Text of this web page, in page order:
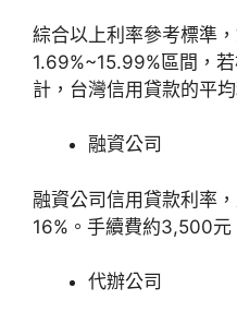
綜合以上利率參考標準
1.69%~15.99%區間，
計，台灣信用貸款的平
融資公司
融資公司信用貸款利率
16%。手續費約3,500元
代辦公司